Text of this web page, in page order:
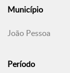
Município
João Pessoa
Período